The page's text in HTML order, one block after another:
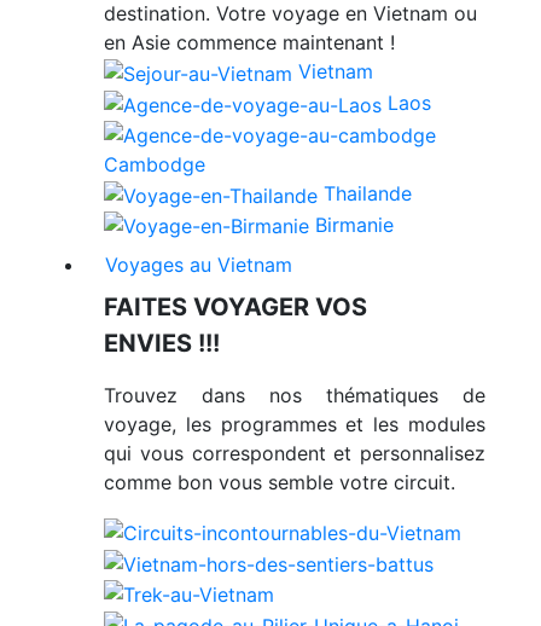
destination. Votre voyage en Vietnam ou
en Asie commence maintenant !
Vietnam
Laos
Cambodge
Thailande
Birmanie
Voyages au Vietnam
FAITES VOYAGER VOS
ENVIES !!!
Trouvez dans nos thématiques de
voyage, les programmes et les modules
qui vous correspondent et personnalisez
comme bon vous semble votre circuit.